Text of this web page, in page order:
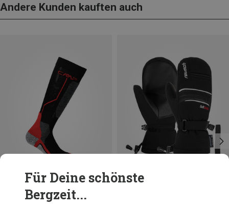
Andere Kunden kauften auch
+1
25|26|27
28|29|30
Für Deine schönste
Bergzeit...